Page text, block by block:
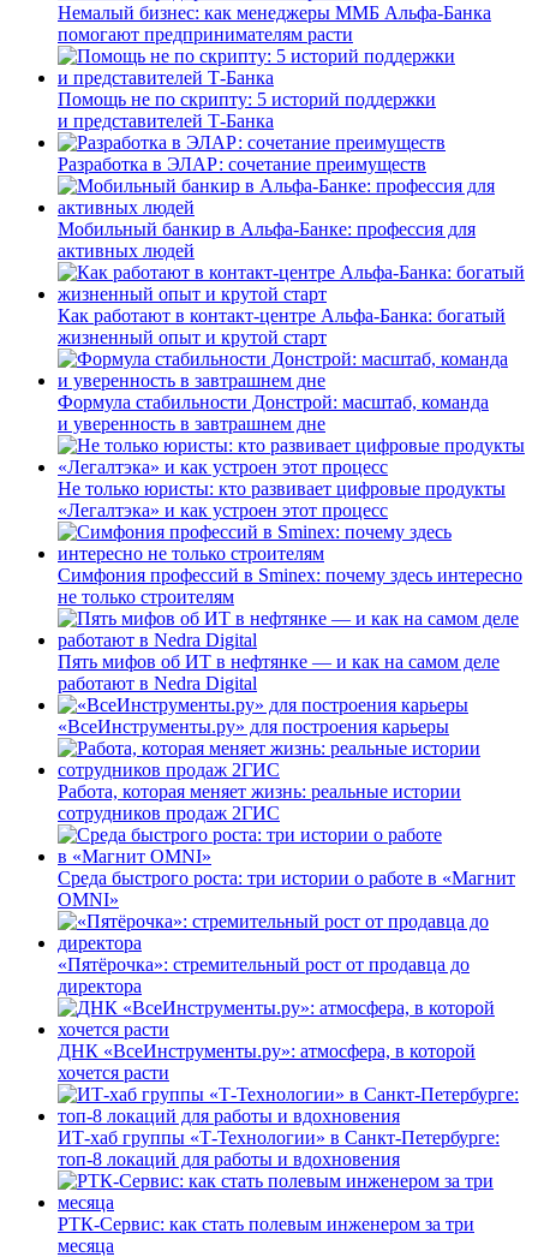
Немалый бизнес: как менеджеры ММБ Альфа-Банка
помогают предпринимателям расти
Помощь не по скрипту: 5 историй поддержки
и представителей Т-Банка
Разработка в ЭЛАР: сочетание преимуществ
Мобильный банкир в Альфа-Банке: профессия для
активных людей
Как работают в контакт-центре Альфа-Банка: богатый
жизненный опыт и крутой старт
Формула стабильности Донстрой: масштаб, команда
и уверенность в завтрашнем дне
Не только юристы: кто развивает цифровые продукты
«Легалтэка» и как устроен этот процесс
Симфония профессий в Sminex: почему здесь интересно
не только строителям
Пять мифов об ИТ в нефтянке — и как на самом деле
работают в Nedra Digital
«ВсеИнструменты.ру» для построения карьеры
Работа, которая меняет жизнь: реальные истории
сотрудников продаж 2ГИС
Среда быстрого роста: три истории о работе в «Магнит
OMNI»
«Пятёрочка»: стремительный рост от продавца до
директора
ДНК «ВсеИнструменты.ру»: атмосфера, в которой
хочется расти
ИТ-хаб группы «Т-Технологии» в Санкт-Петербурге:
топ-8 локаций для работы и вдохновения
РТК-Сервис: как стать полевым инженером за три
месяца